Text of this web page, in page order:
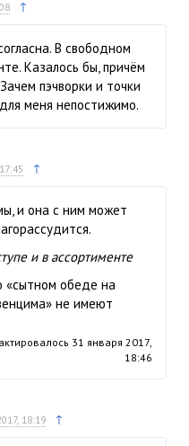
↑
В свободном
Казалось бы, причём
пэчворки и точки
меня непостижимо.
↑
и она с ним может
и в ассортименте
«сытном обеде на
не имеют
31 января 2017,
18:46
18:19 ↑